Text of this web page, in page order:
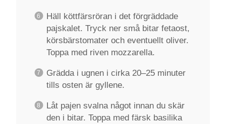
Häll köttfärsröran i det förgräddade
pajskalet. Tryck ner små bitar fetaost,
körsbärstomater och eventuellt oliver.
Toppa med riven mozzarella.
Grädda i ugnen i cirka 20–25 minuter
tills osten är gyllene.
Låt pajen svalna något innan du skär
den i bitar. Toppa med färsk basilika